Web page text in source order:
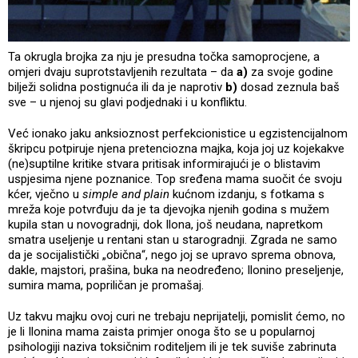
Ta okrugla brojka za nju je presudna točka samoprocjene, a
omjeri dvaju suprotstavljenih rezultata – da a) za svoje godine
bilježi solidna postignuća ili da je naprotiv b) dosad zeznula baš
sve – u njenoj su glavi podjednaki i u konfliktu.
Već ionako jaku anksioznost perfekcionistice u egzistencijalnom
škripcu potpiruje njena pretenciozna majka, koja joj uz kojekakve
(ne)suptilne kritike stvara pritisak informirajući je o blistavim
uspjesima njene poznanice. Top sređena mama suočit će svoju
kćer, vječno u simple and plain kućnom izdanju, s fotkama s
mreža koje potvrđuju da je ta djevojka njenih godina s mužem
kupila stan u novogradnji, dok Ilona, još neudana, napretkom
smatra useljenje u rentani stan u starogradnji. Zgrada ne samo
da je socijalistički „obična“, nego joj se upravo sprema obnova,
dakle, majstori, prašina, buka na neodređeno; Ilonino preseljenje,
sumira mama, popriličan je promašaj.
Uz takvu majku ovoj curi ne trebaju neprijatelji, pomislit ćemo, no
je li Ilonina mama zaista primjer onoga što se u popularnoj
psihologiji naziva toksičnim roditeljem ili je tek suviše zabrinuta